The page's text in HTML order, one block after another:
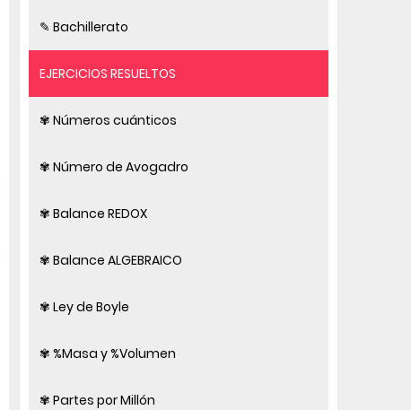
✎ Bachillerato
EJERCICIOS RESUELTOS
✾ Números cuánticos
✾ Número de Avogadro
✾ Balance REDOX
✾ Balance ALGEBRAICO
✾ Ley de Boyle
✾ %Masa y %Volumen
✾ Partes por Millón